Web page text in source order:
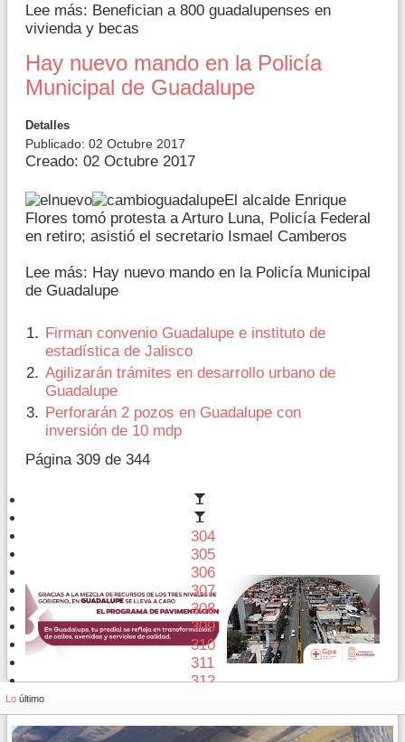
Lee más: Benefician a 800 guadalupenses en
vivienda y becas
Hay nuevo mando en la Policía
Municipal de Guadalupe
Detalles
Publicado: 02 Octubre 2017
Creado: 02 Octubre 2017
El alcalde Enrique
Flores tomó protesta a Arturo Luna, Policía Federal
en retiro; asistió el secretario Ismael Camberos
Lee más: Hay nuevo mando en la Policía Municipal
de Guadalupe
Firman convenio Guadalupe e instituto de
estadística de Jalisco
Agilizarán trámites en desarrollo urbano de
Guadalupe
Perforarán 2 pozos en Guadalupe con
inversión de 10 mdp
Página 309 de 344
304
305
306
307
308
309
310
311
312
Lo último